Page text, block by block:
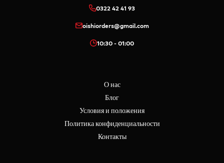
0322 42 41 93
oishiorders@gmail.com
10:30 - 01:00
О нас
Блог
Условия и положения
Политика конфиденциальности
Контакты